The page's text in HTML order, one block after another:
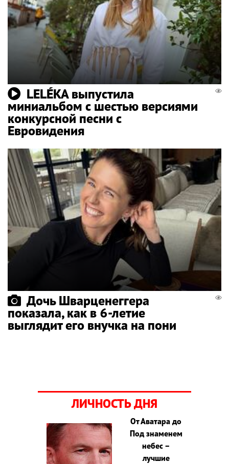
LELÉKA выпустила
миниальбом с шестью версиями
конкурсной песни с
Евровидения
Дочь Шварценеггера
показала, как в 6-летие
выглядит его внучка на пони
ЛИЧНОСТЬ ДНЯ
От Аватара до
Под знаменем
небес –
лучшие